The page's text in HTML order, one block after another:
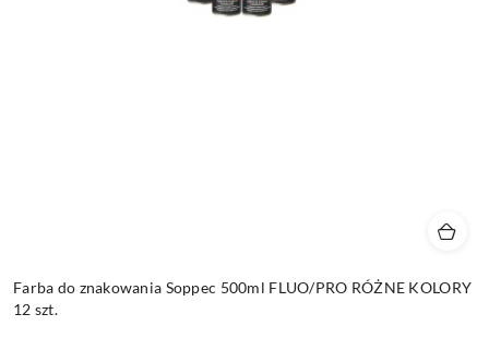
Farba do znakowania Soppec 500ml FLUO/PRO RÓŻNE KOLORY
12 szt.